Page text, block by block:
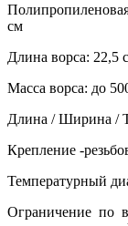
см
Длина ворса: 22,5
Масса ворса: до
Длина / Ширина /
Крепление -
Температурный
Ограничение по